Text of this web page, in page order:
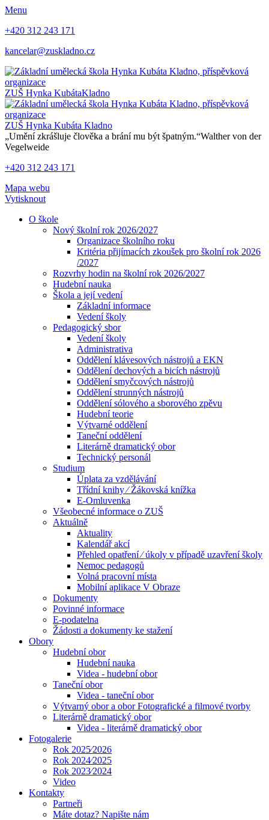
Menu
+420 312 243 171
kancelar@zuskladno.cz
ZUŠ Hynka KubátaKladno
ZUŠ Hynka Kubáta Kladno
„Umění zkrášluje člověka a brání mu být špatným.“Walther von der
Vegelweide
+420 312 243 171
Mapa webu
Vytisknout
O škole
Nový školní rok 2026/2027
Organizace školního roku
Kritéria přijímacích zkoušek pro školní rok 2026
/2027
Rozvrhy hodin na školní rok 2026/2027
Hudební nauka
Škola a její vedení
Základní informace
Vedení školy
Pedagogický sbor
Vedení školy
Administrativa
Oddělení klávesových nástrojů a EKN
Oddělení dechových a bicích nástrojů
Oddělení smyčcových nástrojů
Oddělení strunných nástrojů
Oddělení sólového a sborového zpěvu
Hudební teorie
Výtvarné oddělení
Taneční oddělení
Literárně dramatický obor
Technický personál
Studium
Úplata za vzdělávání
Třídní knihy ⁄ Žákovská knížka
E-Omluvenka
Všeobecné informace o ZUŠ
Aktuálně
Aktuality
Kalendář akcí
Přehled opatření ⁄ úkoly v případě uzavření školy
Nemoc pedagogů
Volná pracovní místa
Mobilní aplikace V Obraze
Dokumenty
Povinné informace
E-podatelna
Žádosti a dokumenty ke stažení
Obory
Hudební obor
Hudební nauka
Videa - hudební obor
Taneční obor
Videa - taneční obor
Výtvarný obor a obor Fotografické a filmové tvorby
Literárně dramatický obor
Videa - literárně dramatický obor
Fotogalerie
Rok 2025⁄2026
Rok 2024⁄2025
Rok 2023⁄2024
Video
Kontakty
Partneři
Máte dotaz? Napište nám